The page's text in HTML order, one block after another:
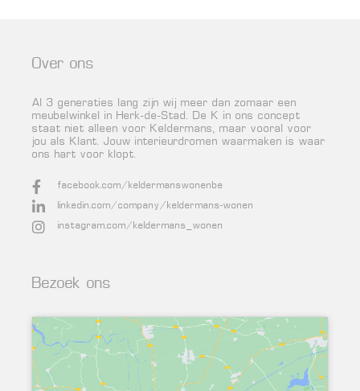
Over ons
Al 3 generaties lang zijn wij meer dan zomaar een
meubelwinkel in Herk-de-Stad. De K in ons concept
staat niet alleen voor Keldermans, maar vooral voor
jou als Klant. Jouw interieurdromen waarmaken is waar
ons hart voor klopt.
facebook.com/keldermanswonenbe
linkedin.com/company/keldermans-wonen
instagram.com/keldermans_wonen
Bezoek ons